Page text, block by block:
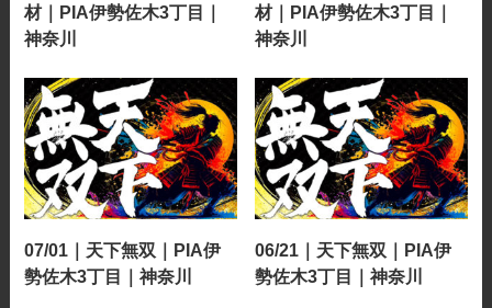
材｜PIA伊勢佐木3丁目｜
神奈川
材｜PIA伊勢佐木3丁目｜
神奈川
07/01｜天下無双｜PIA伊
勢佐木3丁目｜神奈川
06/21｜天下無双｜PIA伊
勢佐木3丁目｜神奈川